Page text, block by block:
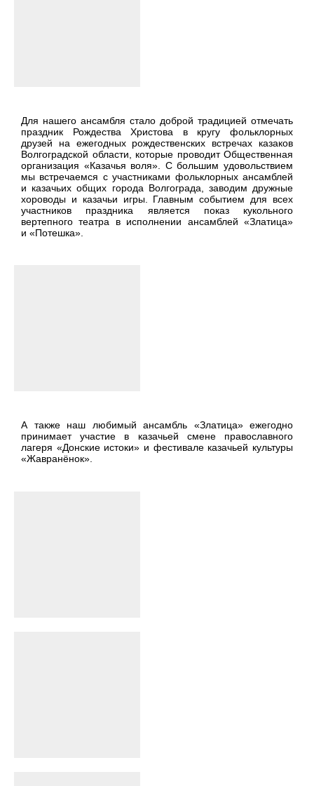
Для нашего ансамбля стало доброй традицией отмечать
праздник Рождества Христова в кругу фольклорных
друзей на ежегодных рождественских встречах казаков
Волгоградской области, которые проводит Общественная
организация «Казачья воля». С большим удовольствием
мы встречаемся с участниками фольклорных ансамблей
и казачьих общих города Волгограда, заводим дружные
хороводы и казачьи игры. Главным событием для всех
участников праздника является показ кукольного
вертепного театра в исполнении ансамблей «Златица»
и «Потешка».
А также наш любимый ансамбль «Златица» ежегодно
принимает участие в казачьей смене православного
лагеря «Донские истоки» и фестивале казачьей культуры
«Жавранёнок».